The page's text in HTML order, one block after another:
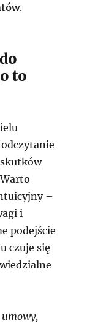
.
to
–
i
podejście
czuje się
umowy,